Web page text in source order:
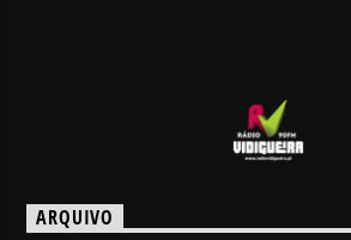
ARQUIVO